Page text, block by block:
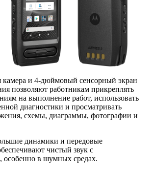
камера и 4-дюймовый сенсорный экран
позволяют работникам прикреплять
на выполнение работ, использовать
диагностики и просматривать
схемы, диаграммы, фотографии и
динамики и передовые
чистый звук с
особенно в шумных средах.